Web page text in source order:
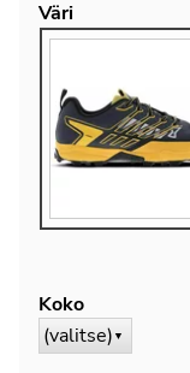
Väri
Koko
(valitse) ▼